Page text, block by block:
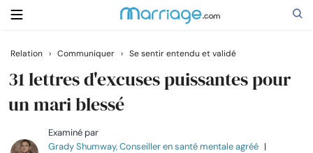
Rechercher
Se marier
Relation › Communiquer › Se sentir entendu et validé
31 lettres d'excuses puissantes pour
un mari blessé
Examiné par
Grady Shumway, Conseiller en santé mentale agréé |